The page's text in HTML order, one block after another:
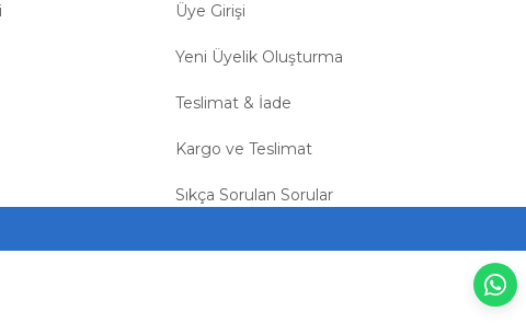
Üye Girişi
Yeni Üyelik Oluşturma
Teslimat & İade
Kargo ve Teslimat
Sıkça Sorulan Sorular